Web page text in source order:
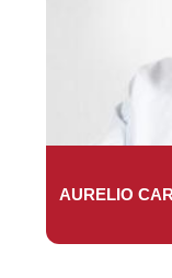
AURELIO